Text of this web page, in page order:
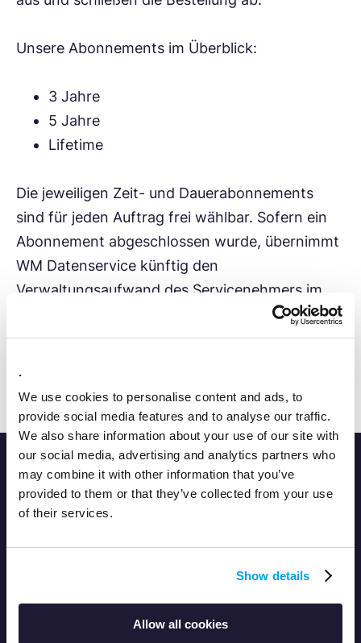
.
We use cookies to personalise content and ads, to
provide social media features and to analyse our traffic.
We also share information about your use of our site with
our social media, advertising and analytics partners who
may combine it with other information that you’ve
provided to them or that they’ve collected from your use
of their services.
Show details
Allow all cookies
Unsere Abonnements im Überblick:
3 Jahre
5 Jahre
Lifetime
Die jeweiligen Zeit- und Dauerabonnements
sind für jeden Auftrag frei wählbar. Sofern ein
Abonnement abgeschlossen wurde, übernimmt
WM Datenservice künftig den
Verwaltungsaufwand des Servicenehmers im